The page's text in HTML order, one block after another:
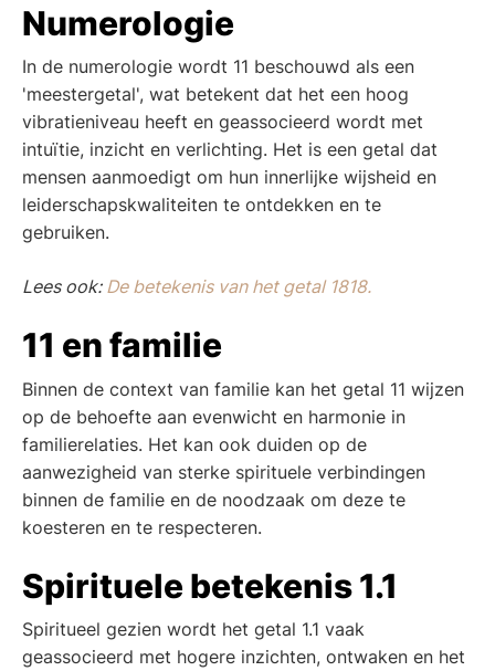
Numerologie
In de numerologie wordt 11 beschouwd als een
'meestergetal', wat betekent dat het een hoog
vibratieniveau heeft en geassocieerd wordt met
intuïtie, inzicht en verlichting. Het is een getal dat
mensen aanmoedigt om hun innerlijke wijsheid en
leiderschapskwaliteiten te ontdekken en te
gebruiken.
Lees ook: De betekenis van het getal 1818.
11 en familie
Binnen de context van familie kan het getal 11 wijzen
op de behoefte aan evenwicht en harmonie in
familierelaties. Het kan ook duiden op de
aanwezigheid van sterke spirituele verbindingen
binnen de familie en de noodzaak om deze te
koesteren en te respecteren.
Spirituele betekenis 1.1
Spiritueel gezien wordt het getal 1.1 vaak
geassocieerd met hogere inzichten, ontwaken en het